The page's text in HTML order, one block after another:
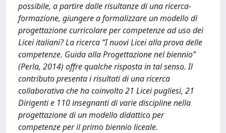
possibile, a partire dalle risultanze di una ricerca-
formazione, giungere a formalizzare un modello di
progettazione curricolare per competenze ad uso dei
Licei italiani? La ricerca “I nuovi Licei alla prova delle
competenze. Guida alla Progettazione nel biennio”
(Perla, 2014) offre qualche risposta in tal senso. Il
contributo presenta i risultati di una ricerca
collaborativa che ha coinvolto 21 Licei pugliesi, 21
Dirigenti e 110 insegnanti di varie discipline nella
progettazione di un modello didattico per
competenze per il primo biennio liceale.